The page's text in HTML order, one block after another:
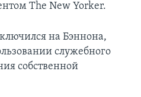
The New Yorker.
на Бэннона,
служебного
собственной